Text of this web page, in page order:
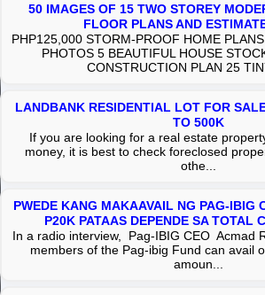
50 IMAGES OF 15 TWO STOREY
FLOOR PLANS AND
PHP125,000 STORM-PROOF HOME
PHOTOS 5 BEAUTIFUL HOUSE
CONSTRUCTION PLAN 25
LANDBANK RESIDENTIAL LOT FOR
TO 500K
If you are looking for a real estate
money, it is best to check foreclosed
othe...
PWEDE KANG MAKAAVAIL NG PAG-IBIG
P20K PATAAS DEPENDE SA TOTAL
In a radio interview, Pag-IBIG CEO Acmad
members of the Pag-ibig Fund can avail
amoun...